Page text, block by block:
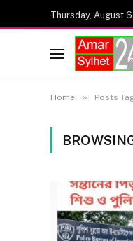
Thursday, August 6
Home » Posts